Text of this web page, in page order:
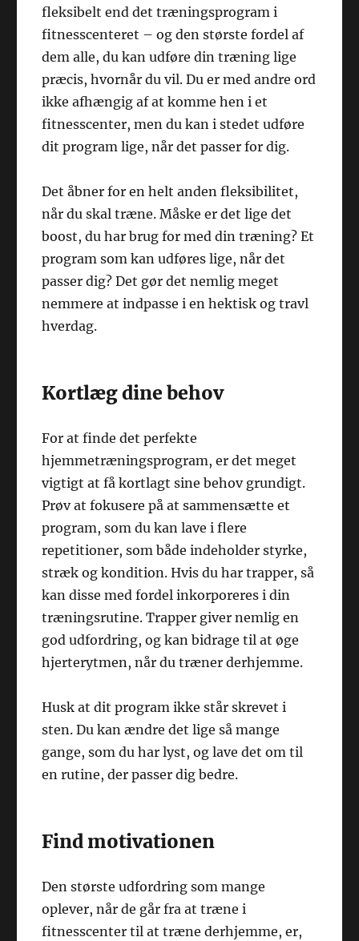
fleksibelt end det træningsprogram i
fitnesscenteret – og den største fordel af
dem alle, du kan udføre din træning lige
præcis, hvornår du vil. Du er med andre ord
ikke afhængig af at komme hen i et
fitnesscenter, men du kan i stedet udføre
dit program lige, når det passer for dig.
Det åbner for en helt anden fleksibilitet,
når du skal træne. Måske er det lige det
boost, du har brug for med din træning? Et
program som kan udføres lige, når det
passer dig? Det gør det nemlig meget
nemmere at indpasse i en hektisk og travl
hverdag.
Kortlæg dine behov
For at finde det perfekte
hjemmetræningsprogram, er det meget
vigtigt at få kortlagt sine behov grundigt.
Prøv at fokusere på at sammensætte et
program, som du kan lave i flere
repetitioner, som både indeholder styrke,
stræk og kondition. Hvis du har trapper, så
kan disse med fordel inkorporeres i din
træningsrutine. Trapper giver nemlig en
god udfordring, og kan bidrage til at øge
hjerterytmen, når du træner derhjemme.
Husk at dit program ikke står skrevet i
sten. Du kan ændre det lige så mange
gange, som du har lyst, og lave det om til
en rutine, der passer dig bedre.
Find motivationen
Den største udfordring som mange
oplever, når de går fra at træne i
fitnesscenter til at træne derhjemme, er,